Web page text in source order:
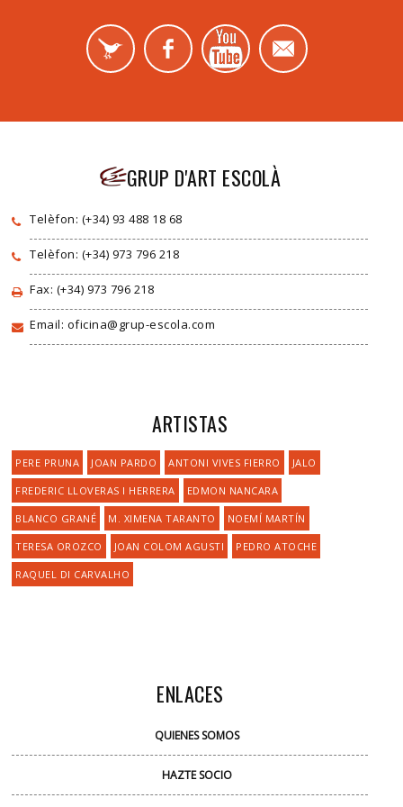
GRUP D'ART ESCOLÀ
Telèfon: (+34) 93 488 18 68
Telèfon: (+34) 973 796 218
Fax: (+34) 973 796 218
Email: oficina@grup-escola.com
ARTISTAS
PERE PRUNA JOAN PARDO ANTONI VIVES FIERRO JALO
FREDERIC LLOVERAS I HERRERA EDMON NANCARA
BLANCO GRANÉ M. XIMENA TARANTO NOEMÍ MARTÍN
TERESA OROZCO JOAN COLOM AGUSTI PEDRO ATOCHE
RAQUEL DI CARVALHO
ENLACES
QUIENES SOMOS
HAZTE SOCIO